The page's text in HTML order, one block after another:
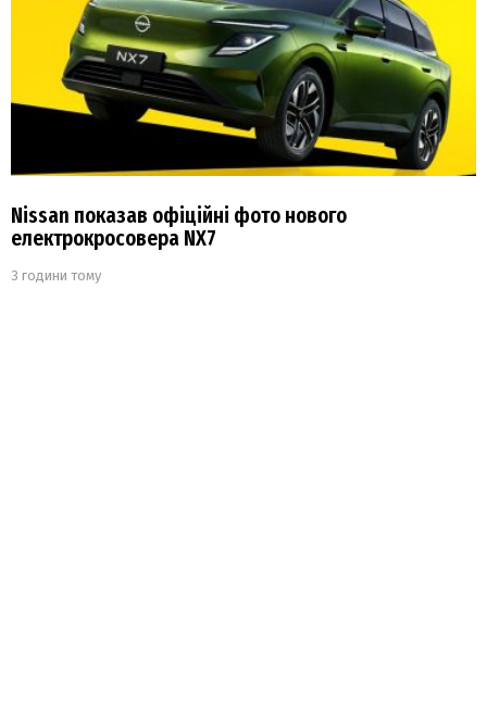
Nissan показав офіційні фото нового
електрокросовера NX7
3 години тому